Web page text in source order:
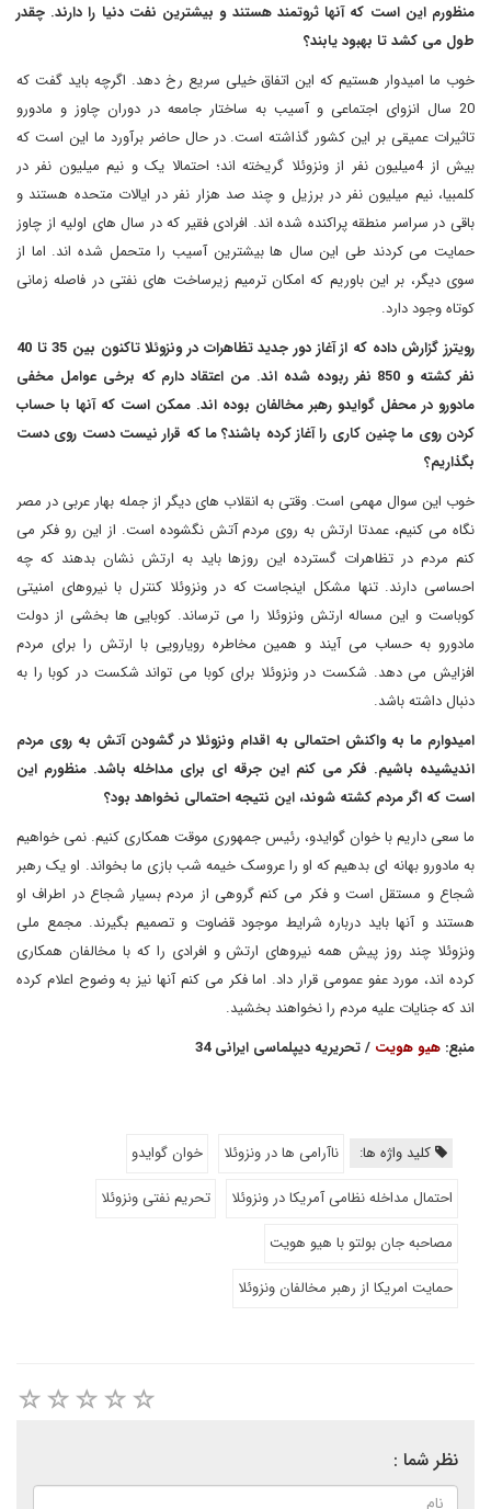
منظورم این است که آنها ثروتمند هستند و بیشترین نفت دنیا را دارند. چقدر
طول می کشد تا بهبود یابند؟
خوب ما امیدوار هستیم که این اتفاق خیلی سریع رخ دهد. اگرچه باید گفت که
20 سال انزوای اجتماعی و آسیب به ساختار جامعه در دوران چاوز و مادورو
تاثیرات عمیقی بر این کشور گذاشته است. در حال حاضر برآورد ما این است که
بیش از 4میلیون نفر از ونزوئلا گریخته اند؛ احتمالا یک و نیم میلیون نفر در
کلمبیا، نیم میلیون نفر در برزیل و چند صد هزار نفر در ایالات متحده هستند و
باقی در سراسر منطقه پراکنده شده اند. افرادی فقیر که در سال های اولیه از چاوز
حمایت می کردند طی این سال ها بیشترین آسیب را متحمل شده اند. اما از
سوی دیگر، بر این باوریم که امکان ترمیم زیرساخت های نفتی در فاصله زمانی
کوتاه وجود دارد.
رویترز گزارش داده که از آغاز دور جدید تظاهرات در ونزوئلا تاکنون بین 35 تا 40
نفر کشته و 850 نفر ربوده شده اند. من اعتقاد دارم که برخی عوامل مخفی
مادورو در محفل گوایدو رهبر مخالفان بوده اند. ممکن است که آنها با حساب
کردن روی ما چنین کاری را آغاز کرده باشند؟ ما که قرار نیست دست روی دست
بگذاریم؟
خوب این سوال مهمی است. وقتی به انقلاب های دیگر از جمله بهار عربی در مصر
نگاه می کنیم، عمدتا ارتش به روی مردم آتش نگشوده است. از این رو فکر می
کنم مردم در تظاهرات گسترده این روزها باید به ارتش نشان بدهند که چه
احساسی دارند. تنها مشکل اینجاست که در ونزوئلا کنترل با نیروهای امنیتی
کوباست و این مساله ارتش ونزوئلا را می ترساند. کوبایی ها بخشی از دولت
مادورو به حساب می آیند و همین مخاطره رویارویی با ارتش را برای مردم
افزایش می دهد. شکست در ونزوئلا برای کوبا می تواند شکست در کوبا را به
دنبال داشته باشد.
امیدوارم ما به واکنش احتمالی به اقدام ونزوئلا در گشودن آتش به روی مردم
اندیشیده باشیم. فکر می کنم این جرقه ای برای مداخله باشد. منظورم این
است که اگر مردم کشته شوند، این نتیجه احتمالی نخواهد بود؟
ما سعی داریم با خوان گوایدو، رئیس جمهوری موقت همکاری کنیم. نمی خواهیم
به مادورو بهانه ای بدهیم که او را عروسک خیمه شب بازی ما بخواند. او یک رهبر
شجاع و مستقل است و فکر می کنم گروهی از مردم بسیار شجاع در اطراف او
هستند و آنها باید درباره شرایط موجود قضاوت و تصمیم بگیرند. مجمع ملی
ونزوئلا چند روز پیش همه نیروهای ارتش و افرادی را که با مخالفان همکاری
کرده اند، مورد عفو عمومی قرار داد. اما فکر می کنم آنها نیز به وضوح اعلام کرده
اند که جنایات علیه مردم را نخواهند بخشید.
منبع: هیو هویت / تحریریه دیپلماسی ایرانی 34
کلید واژه ها: ناآرامی ها در ونزوئلا
خوان گوایدو
احتمال مداخله نظامی آمریکا در ونزوئلا
تحریم نفتی ونزوئلا
مصاحبه جان بولتو با هیو هویت
حمایت امریکا از رهبر مخالفان ونزوئلا
نظر شما :